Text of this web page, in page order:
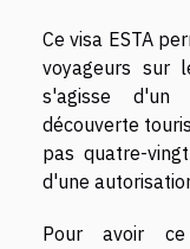
Ce visa ESTA
voyageurs sur
s'agisse d'un
découverte
pas quatre-
d'une
Pour avoir ce